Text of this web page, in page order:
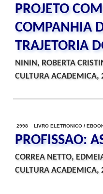
PROJETO
COMPANHIA
TRAJETORIA
NININ, ROBERTA
CULTURA ACADEMICA,
2998 LIVRO ELETRONICO /
PROFISSAO:
CORREA NETTO,
CULTURA ACADEMICA,